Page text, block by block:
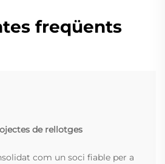
freqüents
de rellotges
com un soci fiable per a